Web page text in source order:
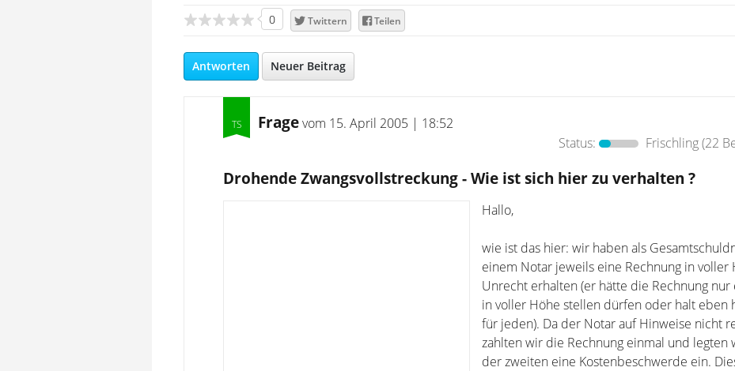
0 Twittern Teilen
Antworten Neuer Beitrag
Fragevom 15. April 2005 | 18:52
Status:
Frischling(22
Drohende Zwangsvollstreckung - Wie ist sich hier zu verhalten ?
Hallo,
wie ist das hier: wir haben als
einem Notar jeweils eine Rechnung in voller
Unrecht erhalten (er hätte die Rechnung nur
in voller Höhe stellen dürfen oder halt eben
für jeden). Da der Notar auf Hinweise nicht
zahlten wir die Rechnung einmal und legten
der zweiten eine Kostenbeschwerde ein.